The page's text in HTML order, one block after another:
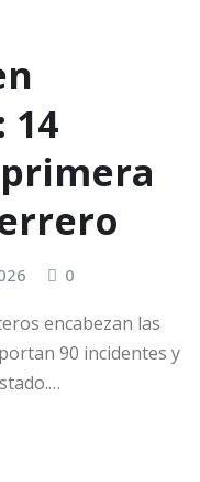
14
0
encabezan las
90 incidentes y